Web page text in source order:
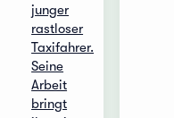
junger
rastloser
Taxifahrer.
Seine
Arbeit
bringt